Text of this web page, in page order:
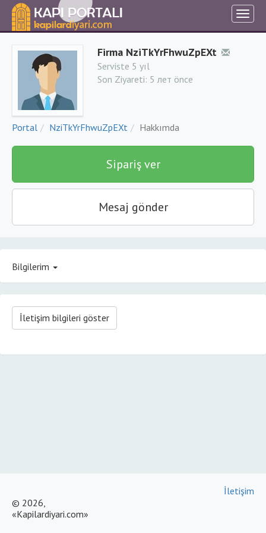
Firma NziTkYrFhwuZpEXt
Serviste 5 yıl
Son Ziyareti: 5 лет önce
Portal NziTkYrFhwuZpEXt Hakkımda
Sipariş ver
Mesaj gönder
Bilgilerim
İletişim bilgileri göster
© 2026,
«Kapilardiyari.com»
İletişim